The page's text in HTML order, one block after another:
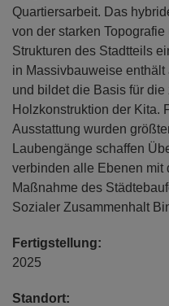
Quartiersarbeit. Das
von der starken
Strukturen des Stadtteils
in Massivbauweise
und bildet die Basis für
Holzkonstruktion der Kita.
Ausstattung wurden
Laubengänge schaffen
verbinden alle Ebenen mit
Maßnahme des
Sozialer Zusammenhalt
Fertigstellung:
2025
Standort: